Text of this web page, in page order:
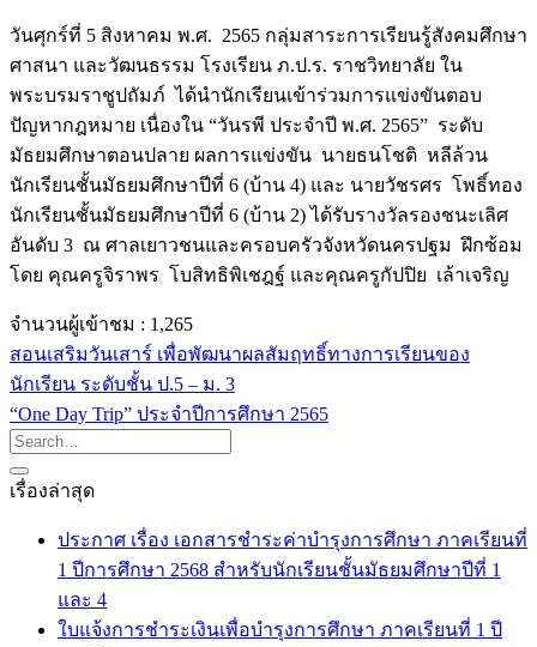
วันศุกร์ที่ 5 สิงหาคม พ.ศ. 2565 กลุ่มสาระการเรียนรู้สังคมศึกษา
ศาสนา และวัฒนธรรม โรงเรียน ภ.ป.ร. ราชวิทยาลัย ใน
พระบรมราชูปถัมภ์ ได้นำนักเรียนเข้าร่วมการแข่งขันตอบ
ปัญหากฎหมาย เนื่องใน “วันรพี ประจำปี พ.ศ. 2565” ระดับ
มัธยมศึกษาตอนปลาย ผลการแข่งขัน นายธนโชติ หลีล้วน
นักเรียนชั้นมัธยมศึกษาปีที่ 6 (บ้าน 4) และ นายวัชรศร โพธิ์ทอง
นักเรียนชั้นมัธยมศึกษาปีที่ 6 (บ้าน 2) ได้รับรางวัลรองชนะเลิศ
อันดับ 3 ณ ศาลเยาวชนและครอบครัวจังหวัดนครปฐม ฝึกซ้อม
โดย คุณครูจิราพร โบสิทธิพิเชฎฐ์ และคุณครูกัปปิย เล้าเจริญ
จำนวนผู้เข้าชม : 1,265
สอนเสริมวันเสาร์ เพื่อพัฒนาผลสัมฤทธิ์ทางการเรียนของ
นักเรียน ระดับชั้น ป.5 – ม. 3
“One Day Trip” ประจำปีการศึกษา 2565
เรื่องล่าสุด
ประกาศ เรื่อง เอกสารชำระค่าบำรุงการศึกษา ภาคเรียนที่
1 ปีการศึกษา 2568 สำหรับนักเรียนชั้นมัธยมศึกษาปีที่ 1
และ 4
ใบแจ้งการชำระเงินเพื่อบำรุงการศึกษา ภาคเรียนที่ 1 ปี